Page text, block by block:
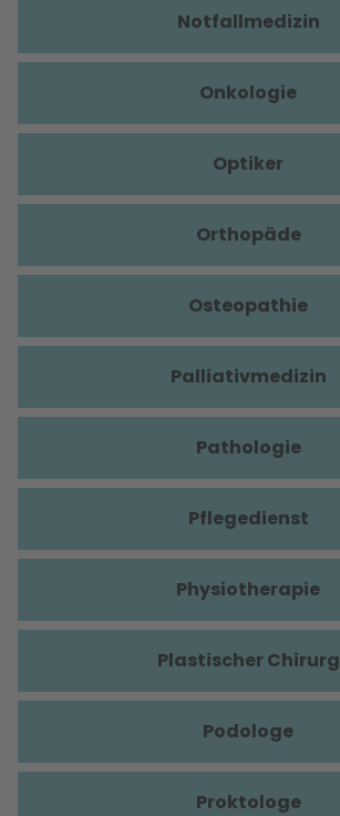
Notfallmedizin
Onkologie
Optiker
Orthopäde
Osteopathie
Palliativmedizin
Pathologie
Pflegedienst
Physiotherapie
Plastischer Chirurg
Podologe
Proktologe